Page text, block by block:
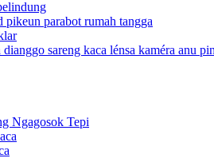
pikeun parabot rumah tangga
dianggo sareng kaca lénsa kaméra anu
Ngagosok Tepi